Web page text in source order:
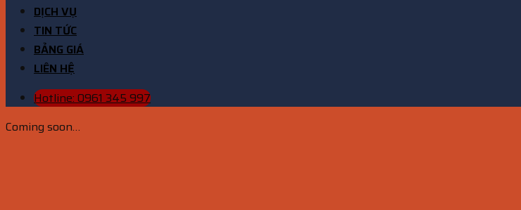
DỊCH VỤ
TIN TỨC
BẢNG GIÁ
LIÊN HỆ
Hotline: 0961 345 997
Coming soon…